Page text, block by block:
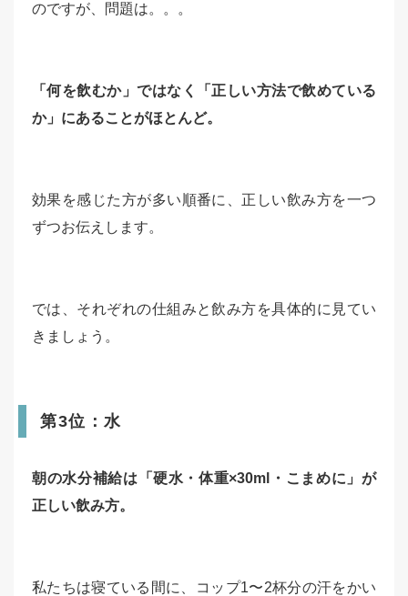
のですが、問題は。。。
「何を飲むか」ではなく「正しい方法で飲めている
か」にあることがほとんど。
効果を感じた方が多い順番に、正しい飲み方を一つ
ずつお伝えします。
では、それぞれの仕組みと飲み方を具体的に見てい
きましょう。
第3位：水
朝の水分補給は「硬水・体重×30ml・こまめに」が
正しい飲み方。
私たちは寝ている間に、コップ1〜2杯分の汗をかい